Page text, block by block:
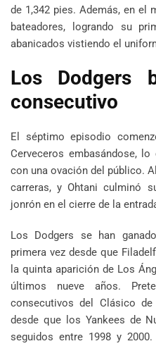
de 1,342 pies. Además, en el
bateadores, logrando su
abanicados vistiendo el
Los Dodgers
consecutivo
El séptimo episodio
Cerveceros embasándose,
con una ovación del público.
carreras, y Ohtani culminó
jonrón en el cierre de la
Los Dodgers se han
primera vez desde que
la quinta aparición de Los
últimos nueve años.
consecutivos del Clásico
desde que los Yankees de
seguidos entre 1998 y